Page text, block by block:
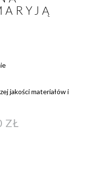
jakości materiałów i
ZŁ